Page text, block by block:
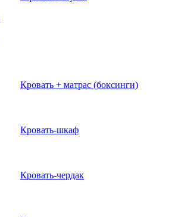
Кровать + матрас (боксинги)
Кровать-шкаф
Кровать-чердак